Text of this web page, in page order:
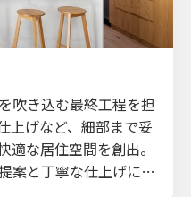
吹き込む最終工程を担
上げなど、細部まで妥
適な居住空間を創出。
案と丁寧な仕上げによ